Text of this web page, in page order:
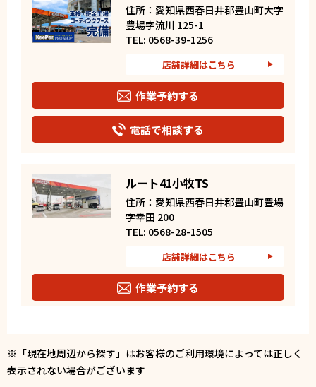
住所：愛知県西春日井郡豊山町大字
豊場字流川 125-1
TEL: 0568-39-1256
店舗詳細はこちら
作業予約する
電話で相談する
ルート41小牧TS
住所：愛知県西春日井郡豊山町豊場
字幸田 200
TEL: 0568-28-1505
店舗詳細はこちら
作業予約する
小牧TS
※「現在地周辺から探す」はお客様のご利用環境によっては正しく
表示されない場合がございます